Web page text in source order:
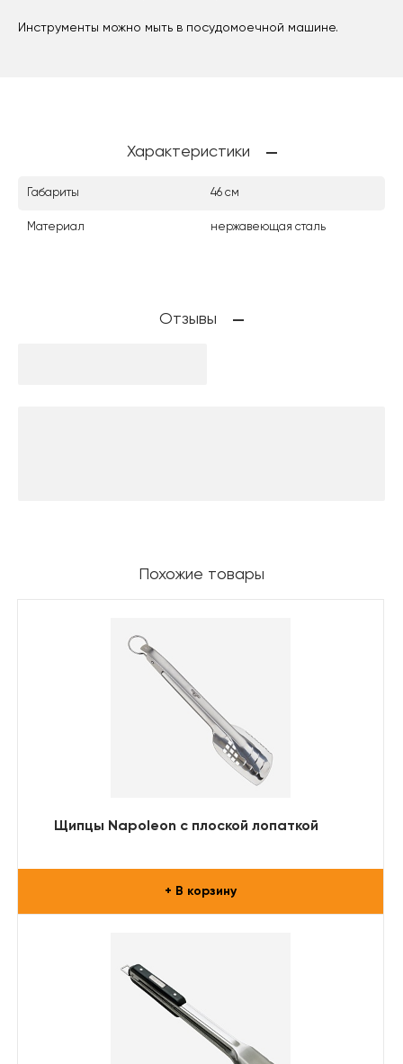
Инструменты можно мыть в посудомоечной машине.
Характеристики
Габариты 46 см
Материал нержавеющая сталь
Отзывы
Похожие товары
Щипцы Napoleon с плоской лопаткой
+ В корзину